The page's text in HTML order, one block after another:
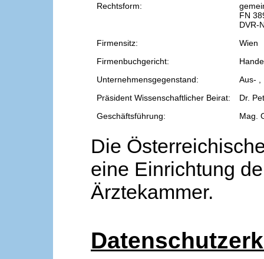
Rechtsform:
FN
DVR-
Firmensitz:
Wien
Firmenbuchgericht:
Unternehmensgegenstand:
Aus- ,
Präsident Wissenschaftlicher Beirat:
Dr.
Geschäftsführung:
Mag.
Die
eine Einrichtung
Ärztekammer.